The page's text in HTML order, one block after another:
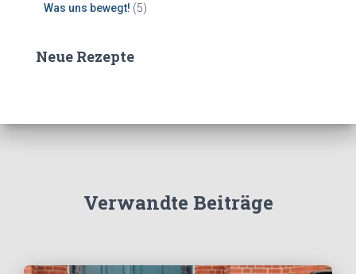
Was uns bewegt! (5)
Neue Rezepte
Verwandte Beiträge